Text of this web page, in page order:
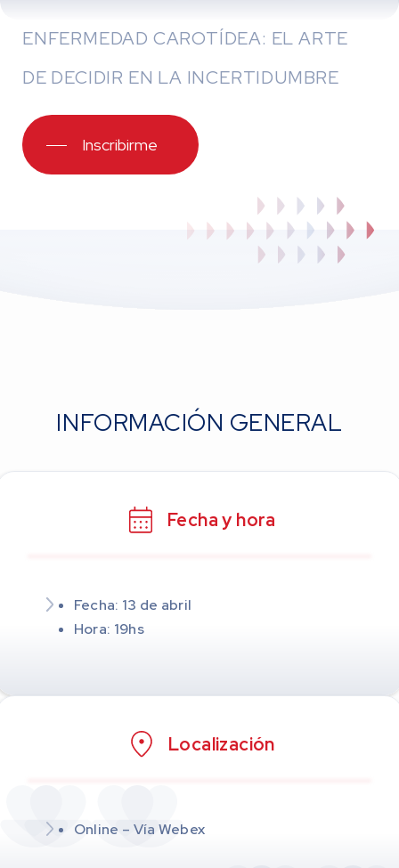
ENFERMEDAD CAROTÍDEA: EL ARTE
DE DECIDIR EN LA INCERTIDUMBRE
Inscribirme
INFORMACIÓN GENERAL
Fecha y hora
Fecha: 13 de abril
Hora: 19hs
Localización
Online – Vía Webex